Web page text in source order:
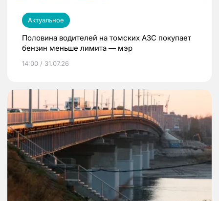
Актуальное
Половина водителей на томских АЗС покупает
бензин меньше лимита — мэр
14:00 / 31.07.26